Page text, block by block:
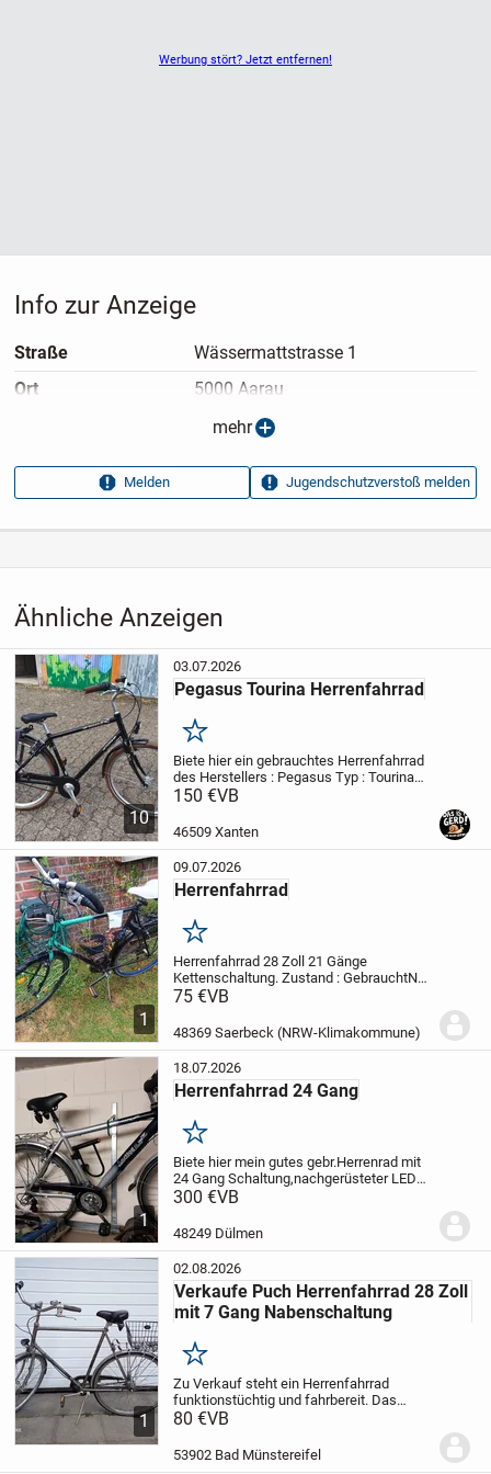
13:00 bis 17:00 UhrWerbung stört? Jetzt entfernen!
Ähnliche Anzeigen
10
03.07.2026
Pegasus Tourina Herrenfahrrad
Merken
Biete hier ein gebrauchtes Herrenfahrrad
des Herstellers : Pegasus Typ : Tourina
Gangschaltung : 7 Gänge
Nabendynamo
150 €VB
46509 Xanten
1
09.07.2026
Herrenfahrrad
Merken
Herrenfahrrad 28 Zoll 21 Gänge
Kettenschaltung. Zustand : GebrauchtNur
Selbstabholer
75 €VB
48369 Saerbeck (NRW-Klimakommune)
1
18.07.2026
Herrenfahrrad 24 Gang
Merken
Biete hier mein gutes gebr.Herrenrad mit
24 Gang Schaltung,nachgerüsteter LED
Scheinwerfer,Tachometer und
Fahrradständer und Schloss
300 €VB
48249 Dülmen
1
02.08.2026
Verkaufe Puch Herrenfahrrad 28 Zoll
mit 7 Gang Nabenschaltung
Merken
Zu Verkauf steht ein Herrenfahrrad
funktionstüchtig und fahrbereit. Das
Fahrrad verfügt über eine nachgerüstete 7
und hat eine Tachoanzeige. Der Korb auf
80 €VB
53902 Bad Münstereifel
Info zur Anzeige
Straße
Wässermattstrasse 1
Ort
5000 Aarau
Privatangebot
Anzeigen­kennung
7e9f3525
Aufrufe dieser
20
mehr
Melden Jugendschutzverstoß melden